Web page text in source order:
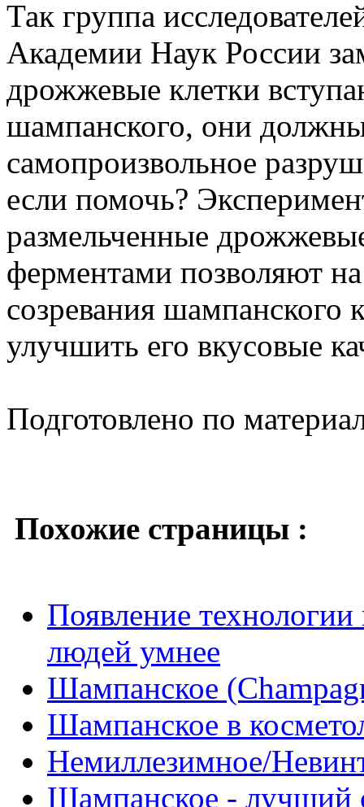
Так группа
Академии Наук России
дрожжевые клетки
шампанского, они
самопроизвольное
если помочь?
размельченные
ферментами позволяют
созревания шампанского
улучшить его вкусовые
Подготовлено по
Похожие страницы :
Появление технологии
людей умнее
Шампанское
Шампанское в
Немиллезимное/
Шампанское - лучший